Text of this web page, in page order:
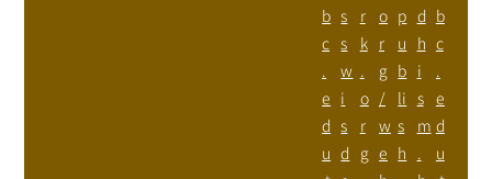
b
c
.
e
d
u
s
s
w
i
s
d
r
k
.
o
r
g
o
r
g
/
w
e
p
u
b
li
s
h
d
h
i
s
m
.
b
c
.
e
d
u